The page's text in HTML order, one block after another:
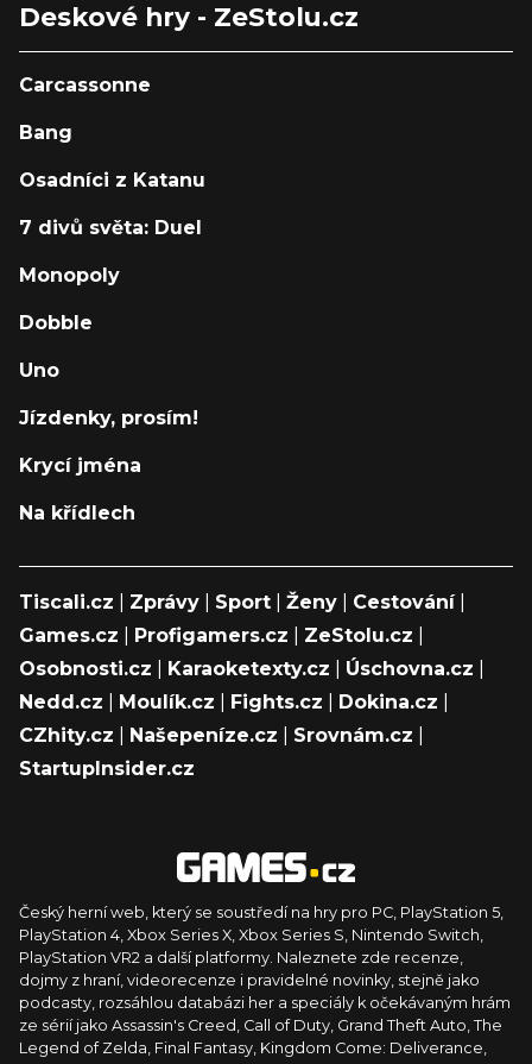
Deskové hry - ZeStolu.cz
Carcassonne
Bang
Osadníci z Katanu
7 divů světa: Duel
Monopoly
Dobble
Uno
Jízdenky, prosím!
Krycí jména
Na křídlech
Tiscali.cz Zprávy Sport Ženy Cestování|
Games.cz
Profigamers.cz ZeStolu.cz
Osobnosti.cz
Karaoketexty.cz Úschovna.cz
Nedd.cz
Moulík.cz Fights.cz Dokina.cz
CZhity.cz
Našepeníze.cz Srovnám.cz
StartupInsider.cz
Český herní web, který se soustředí na hry pro PC, PlayStation 5,
PlayStation 4, Xbox Series X, Xbox Series S, Nintendo Switch,
PlayStation VR2 a další platformy. Naleznete zde recenze,
dojmy z hraní, videorecenze i pravidelné novinky, stejně jako
podcasty, rozsáhlou databázi her a speciály k očekávaným hrám
ze sérií jako Assassin's Creed, Call of Duty, Grand Theft Auto, The
Legend of Zelda, Final Fantasy, Kingdom Come: Deliverance,